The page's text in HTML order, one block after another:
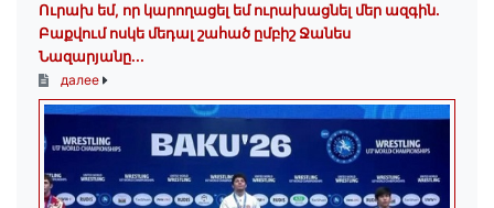
Ուրախ եմ, որ կարողացել եմ ուրախացնել մեր ազգին.
Բաքվում ոսկե մեդալ շահած ըմբիշ Ջանես
Նազարյանը...
далее